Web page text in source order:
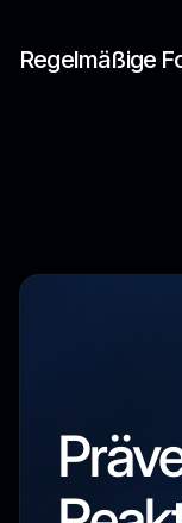
Regelmäßige